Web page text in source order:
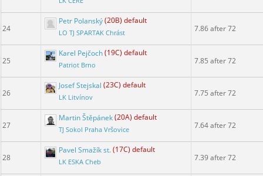
24
Petr Polanský(20B) default
LO TJ SPARTAK Chrást 7.86 after 72
25
Karel Pejčoch(19C) default
Patriot Brno 7.85 after 72
26
Josef Stejskal (23C) default
LK Litvínov 7.75 after 72
27
Martin Štěpánek(20A) default
TJ Sokol Praha Vršovice 7.64 after 72
28
Pavel Smažík st.(17C) default
LK ESKA Cheb 7.39 after 72